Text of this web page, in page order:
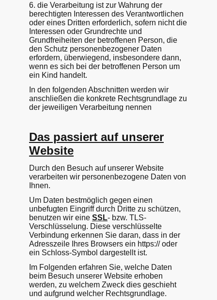
6. die Verarbeitung ist zur Wahrung der
berechtigten Interessen des Verantwortlichen
oder eines Dritten erforderlich, sofern nicht die
Interessen oder Grundrechte und
Grundfreiheiten der betroffenen Person, die
den Schutz personenbezogener Daten
erfordern, überwiegend, insbesondere dann,
wenn es sich bei der betroffenen Person um
ein Kind handelt.
In den folgenden Abschnitten werden wir
anschließen die konkrete Rechtsgrundlage zu
der jeweiligen Verarbeitung nennen
Das passiert auf unserer
Website
Durch den Besuch auf unserer Website
verarbeiten wir personenbezogene Daten von
Ihnen.
Um Daten bestmöglich gegen einen
unbefugten Eingriff durch Dritte zu schützen,
benutzen wir eine SSL- bzw. TLS-
Verschlüsselung. Diese verschlüsselte
Verbindung erkennen Sie daran, dass in der
Adresszeile Ihres Browsers ein https:// oder
ein Schloss-Symbol dargestellt ist.
Im Folgenden erfahren Sie, welche Daten
beim Besuch unserer Website erhoben
werden, zu welchem Zweck dies geschieht
und aufgrund welcher Rechtsgrundlage.